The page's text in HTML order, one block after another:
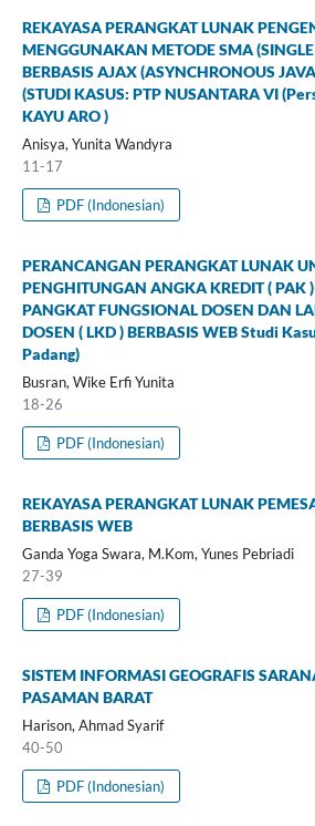
REKAYASA PERANGKAT LUNAK
MENGGUNAKAN METODE SMA
BERBASIS AJAX (ASYNCHRONOUS
(STUDI KASUS: PTP NUSANTARA VI
KAYU ARO )
Anisya, Yunita Wandyra
11-17
PDF (Indonesian)
PERANCANGAN PERANGKAT LUNAK
PENGHITUNGAN ANGKA KREDIT ( PAK
PANGKAT FUNGSIONAL DOSEN DAN
DOSEN ( LKD ) BERBASIS WEB Studi
Padang)
Busran, Wike Erfi Yunita
18-26
PDF (Indonesian)
REKAYASA PERANGKAT LUNAK
BERBASIS WEB
Ganda Yoga Swara, M.Kom, Yunes Pebriadi
27-39
PDF (Indonesian)
SISTEM INFORMASI GEOGRAFIS
PASAMAN BARAT
Harison, Ahmad Syarif
40-50
PDF (Indonesian)